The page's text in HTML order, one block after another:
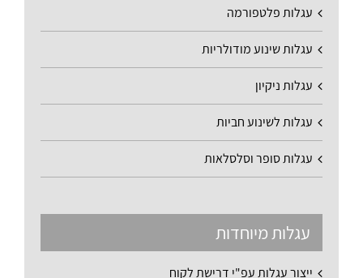
עגלות פלטפורמה
עגלות שינוע מודולריות
עגלות ניקיון
עגלות לשינוע חביות
עגלות סופר וסלסלאות
עגלות מיוחדות
ייצור עגלות עפ"י דרישת לקוח